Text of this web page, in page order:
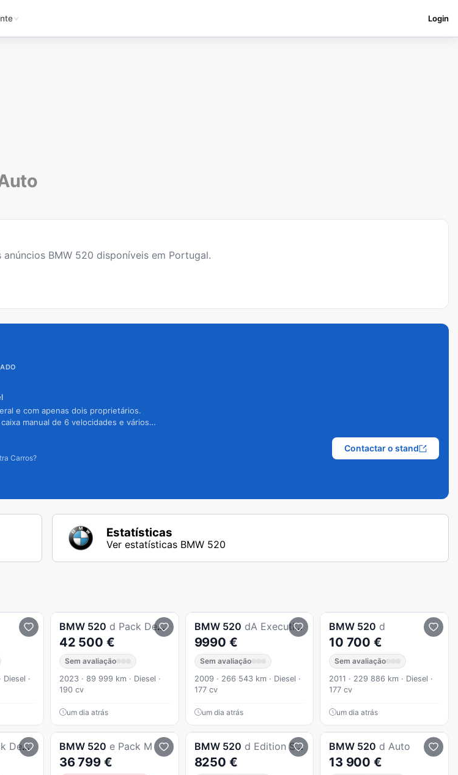
Login
anúncios BMW 520 disponíveis em Portugal.
e com apenas dois proprietários.
manual de 6 velocidades e vários
Carros?
Contactar o stand
Estatísticas
Ver estatísticas BMW 520
·
BMW 520 d Pack Desportivo M Auto
42 500 €
Sem avaliação
2023 · 89 999 km · Diesel ·
190 cv
um dia atrás
BMW 520 dA Executive
9990 €
Sem avaliação
2009 · 266 543 km · Diesel ·
177 cv
um dia atrás
BMW 520 d
10 700 €
Sem avaliação
2011 · 229 886 km · Diesel ·
177 cv
um dia atrás
M Auto BMW 520 e Pack M
36 799 €
BMW 520 d Edition Sport
8250 €
BMW 520 d Auto
13 900 €